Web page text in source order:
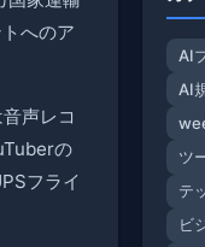
へのア
声レコ
の
フライ
AI
AI
ツ
テ
ビ